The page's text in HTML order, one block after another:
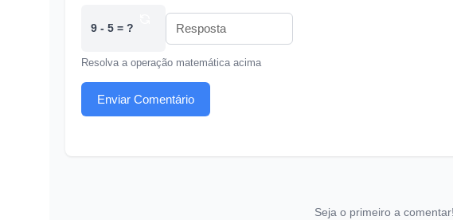
9 - 5 = ?
Resolva a operação matemática acima
Enviar Comentário
Seja o primeiro a comentar!